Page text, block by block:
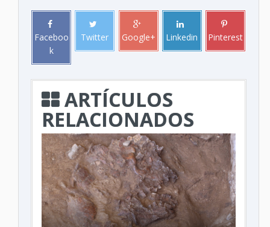
Faceboo
k
Twitter Google+ Linkedin Pinterest
ARTÍCULOS
RELACIONADOS